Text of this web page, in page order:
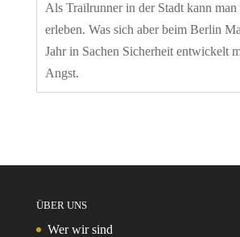
Als Trailrunner in der Stadt kann man
erleben. Was sich aber beim Berlin
Jahr in Sachen Sicherheit entwickelt
Angst.
ÜBER UNS
Wer wir sind